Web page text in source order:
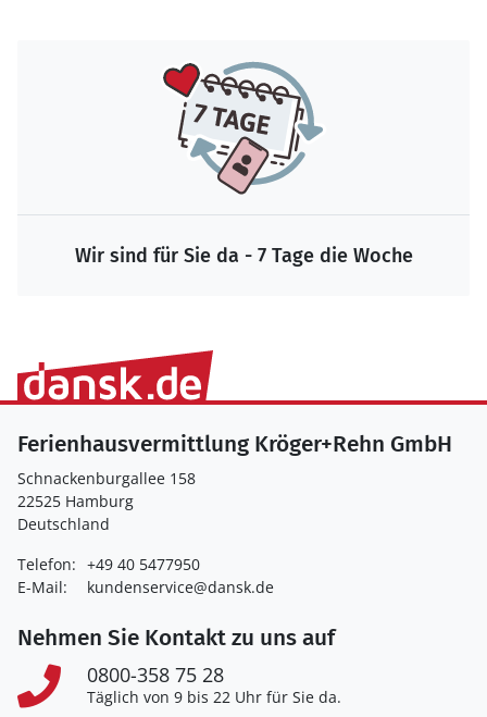
Wir sind für Sie da - 7 Tage die Woche
Ferienhausvermittlung Kröger+Rehn GmbH
Schnackenburgallee 158
22525 Hamburg
Deutschland
Telefon: +49 40 5477950
E-Mail:
kundenservice@dansk.de
Nehmen Sie Kontakt zu uns auf
0800-358 75 28
Täglich von 9 bis 22 Uhr für Sie da.